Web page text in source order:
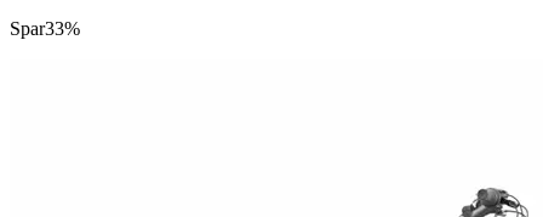
Spar33%